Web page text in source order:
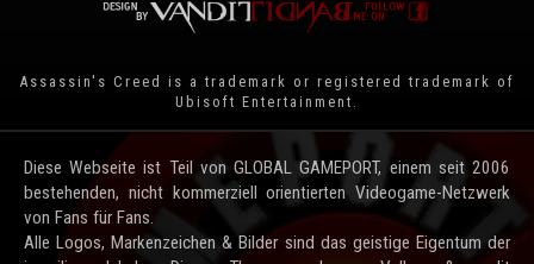
Assassin's Creed is a trademark or registered trademark of
Ubisoft Entertainment
Diese Webseite ist Teil von GLOBAL GAMEPORT, einem seit 2006
bestehenden, nicht kommerziell orientierten Videogame-Netzwerk
von Fans für Fans.
Alle Logos, Markenzeichen & Bilder sind das geistige Eigentum der